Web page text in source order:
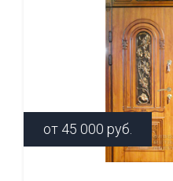
от 45 000 руб.